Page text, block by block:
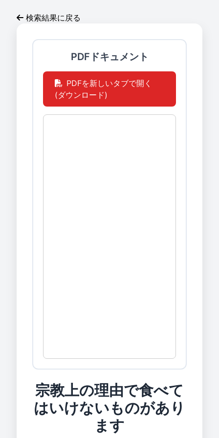
検索結果に戻る
PDFドキュメント
PDFを新しいタブで開く
(ダウンロード)
宗教上の理由で食べて
はいけないものがあり
ます